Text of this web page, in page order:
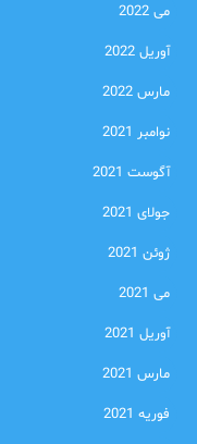
می 2022
آوریل 2022
مارس 2022
نوامبر 2021
آگوست 2021
جولای 2021
ژوئن 2021
می 2021
آوریل 2021
مارس 2021
فوریه 2021